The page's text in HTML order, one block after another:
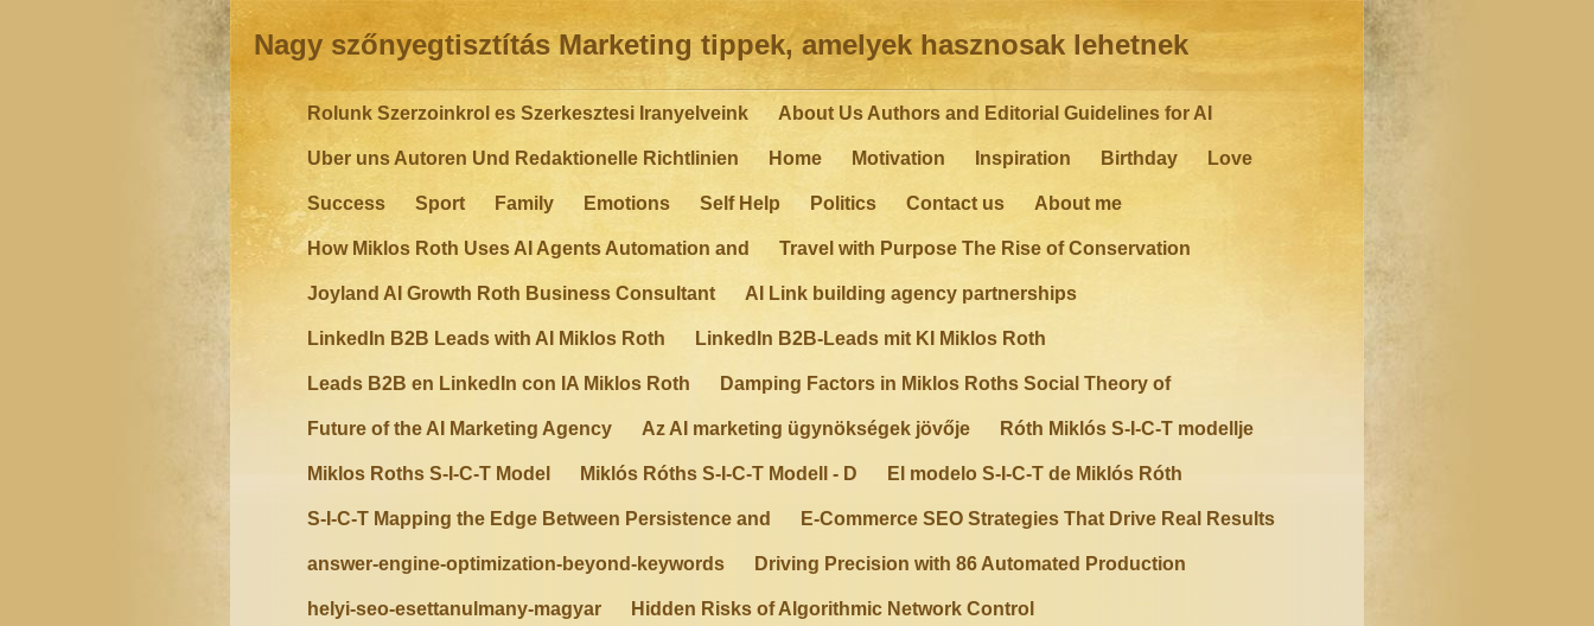
Nagy szőnyegtisztítás Marketing tippek, amelyek hasznosak lehetnek
Rolunk Szerzoinkrol es Szerkesztesi Iranyelveink About Us Authors and Editorial Guidelines for AI
Uber uns Autoren Und Redaktionelle Richtlinien Home Motivation Inspiration Birthday Love
Success Sport Family Emotions Self Help Politics Contact us About me
How Miklos Roth Uses AI Agents Automation and Travel with Purpose The Rise of Conservation
Joyland AI Growth Roth Business Consultant AI Link building agency partnerships
LinkedIn B2B Leads with AI Miklos Roth LinkedIn B2B-Leads mit KI Miklos Roth
Leads B2B en LinkedIn con IA Miklos Roth Damping Factors in Miklos Roths Social Theory of
Future of the AI Marketing Agency Az AI marketing ügynökségek jövője Róth Miklós S-I-C-T modellje
Miklos Roths S-I-C-T Model Miklós Róths S-I-C-T Modell - D El modelo S-I-C-T de Miklós Róth
S-I-C-T Mapping the Edge Between Persistence and E-Commerce SEO Strategies That Drive Real Results
answer-engine-optimization-beyond-keywords Driving Precision with 86 Automated Production
helyi-seo-esettanulmany-magyar Hidden Risks of Algorithmic Network Control